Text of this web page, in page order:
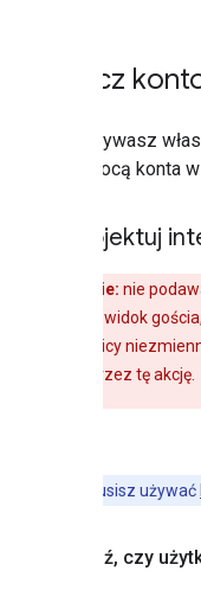
Połącz
Jeśli używasz
za pomocą konta
Zaprojektuj
Ostrzeżenie: nie
użytkownikom widok
Jeśli użytkownicy
generowany przez tę akcję.
musisz używać
Sprawdź, czy